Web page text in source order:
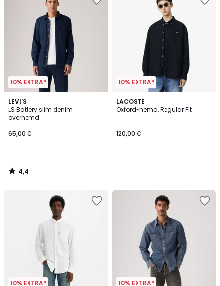
10% EXTRA*
LEVI'S
LS Battery slim denim
overhemd
65,00 €
4,4
/ 5
4,4
/
10% EXTRA*
LACOSTE
Oxford-hemd, Regular Fit
120,00 €
10% EXTRA* 10% EXTRA*